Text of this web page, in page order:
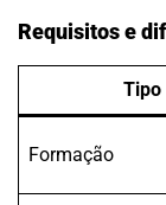
Requisitos e
Tipo
Formação